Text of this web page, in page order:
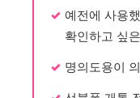
예전에 사용
확인하고 싶
명의도용이